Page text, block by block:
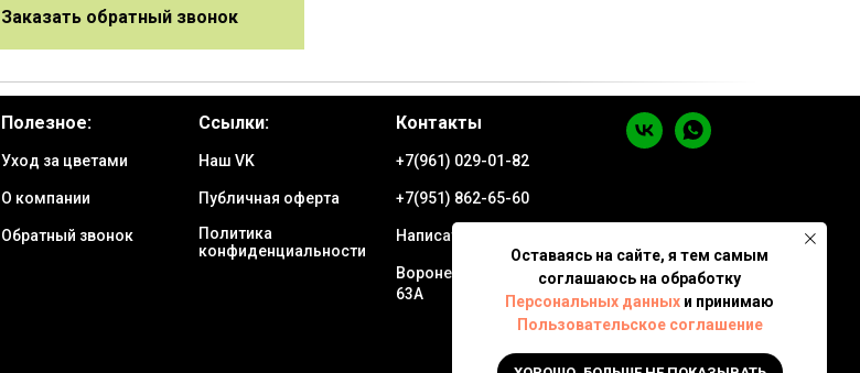
Заказать обратный звонок
Полезное:
Уход за цветами
О компании
Обратный звонок
Ссылки:
Наш VK
Публичная оферта
Политика
конфиденциальности
Контакты
+7(961) 029-01-82
+7(951) 862-65-60
Написать в WhatsApp
Воронеж ул. Минская
63А
Оставаясь на сайте, я тем самым
соглашаюсь на обработку
Персональных данных и принимаю
Пользовательское соглашение